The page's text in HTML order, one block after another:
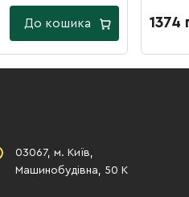
До кошика 1374
03067, м. Київ,
Машинобудівна, 50 К